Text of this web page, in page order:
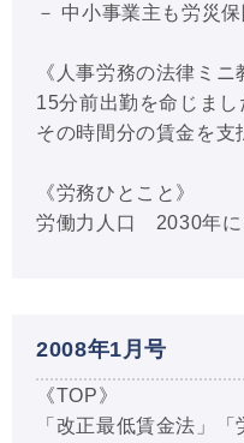
－ 中小事業主も労災
《人事労務の法律ミニ
15分前出勤を命じまし
その時間分の賃金を支
《労務ひとこと》
労働力人口 2030年に
2008年1月号
《TOP》
「改正最低賃金法」